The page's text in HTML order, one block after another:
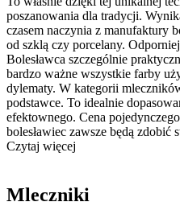
poszanowania dla tradycji.
czasem naczynia z manufaktury
od szklą czy porcelany.
Bolesławca szczególnie
bardzo ważne wszystkie farby
dylematy. W kategorii
podstawce. To idealnie
efektownego. Cena
bolesławiec zawsze będą
Czytaj więcej
Mleczniki